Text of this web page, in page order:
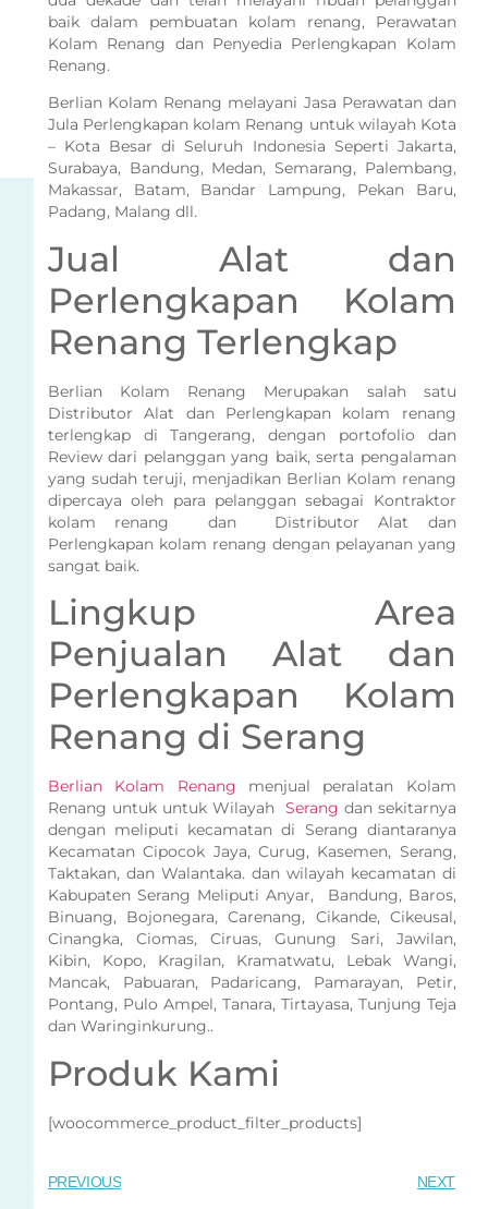
baik dalam pembuatan kolam renang, Perawatan
Kolam Renang dan Penyedia Perlengkapan Kolam
Renang.
Berlian Kolam Renang melayani Jasa Perawatan dan
Jula Perlengkapan kolam Renang untuk wilayah Kota
– Kota Besar di Seluruh Indonesia Seperti Jakarta,
Surabaya, Bandung, Medan, Semarang, Palembang,
Makassar, Batam, Bandar Lampung, Pekan Baru,
Padang, Malang dll.
Jual Alat dan
Perlengkapan Kolam
Renang Terlengkap
Berlian Kolam Renang Merupakan salah satu
Distributor Alat dan Perlengkapan kolam renang
terlengkap di Tangerang, dengan portofolio dan
Review dari pelanggan yang baik, serta pengalaman
yang sudah teruji, menjadikan Berlian Kolam renang
dipercaya oleh para pelanggan sebagai Kontraktor
kolam renang dan Distributor Alat dan
Perlengkapan kolam renang dengan pelayanan yang
sangat baik.
Lingkup Area
Penjualan Alat dan
Perlengkapan Kolam
Renang di Serang
Berlian Kolam Renang menjual peralatan Kolam
Renang untuk untuk Wilayah Serang dan sekitarnya
dengan meliputi kecamatan di Serang diantaranya
Kecamatan Cipocok Jaya, Curug, Kasemen, Serang,
Taktakan, dan Walantaka. dan wilayah kecamatan di
Kabupaten Serang Meliputi Anyar, Bandung, Baros,
Binuang, Bojonegara, Carenang, Cikande, Cikeusal,
Cinangka, Ciomas, Ciruas, Gunung Sari, Jawilan,
Kibin, Kopo, Kragilan, Kramatwatu, Lebak Wangi,
Mancak, Pabuaran, Padaricang, Pamarayan, Petir,
Pontang, Pulo Ampel, Tanara, Tirtayasa, Tunjung Teja
dan Waringinkurung..
Produk Kami
[woocommerce_product_filter_products]
PREVIOUS NEXT